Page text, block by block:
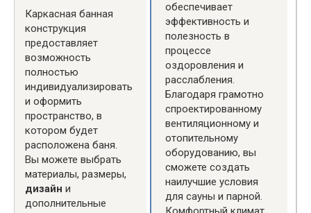
Каркасная банная
конструкция
предоставляет
возможность
полностью
индивидуализировать
и оформить
пространство, в
котором будет
расположена баня.
Вы можете выбрать
материалы, размеры,
дизайн и
дополнительные
обеспечивает
эффективность и
полезность в
процессе
оздоровления и
расслабления.
Благодаря грамотно
спроектированному
вентиляционному и
отопительному
оборудованию, вы
сможете создать
наилучшие условия
для сауны и парной.